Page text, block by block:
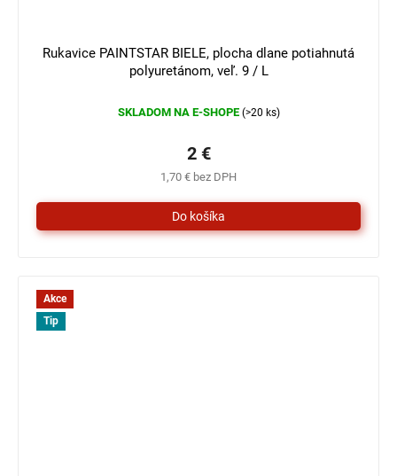
Rukavice PAINTSTAR BIELE, plocha dlane potiahnutá
polyuretánom, veľ. 9 / L
SKLADOM NA E-SHOPE (>20 ks)
1,70 € bez DPH
2 €
Akce
Tip